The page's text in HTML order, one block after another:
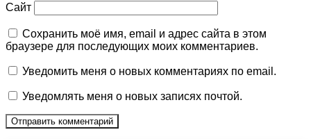
Сайт
Сохранить моё имя, email и адрес сайта в этом
браузере для последующих моих комментариев.
Уведомить меня о новых комментариях по email.
Уведомлять меня о новых записях почтой.